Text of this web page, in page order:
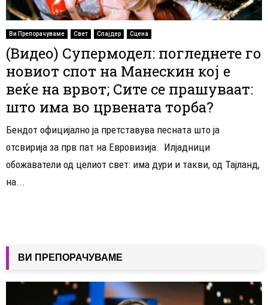
Ви Препорачуваме Свет Слајдер Сцена
(Видео) Супермодел: погледнете го
новиот спот на Манескин кој е
веќе на врвот; Сите се прашуваат:
што има во црвената торба?
Бендот официјално ја претставува песната што ја
отсвирија за прв пат на Евровизија. Илјадници
обожаватели од целиот свет: има дури и такви, од Тајланд,
на...
ВИ ПРЕПОРАЧУВАМЕ